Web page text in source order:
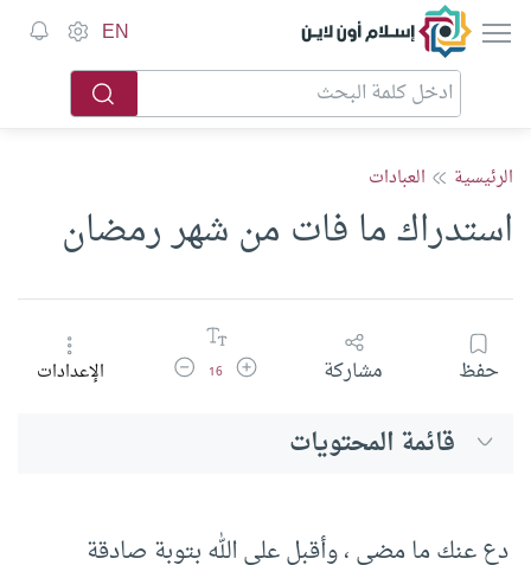
إسلام أون لاين EN
الرئيسية العبادات
استدراك ما فات من شهر رمضان
حفظ مشاركة زيادة حجم الخط
16 تقليل حجم الخطالإعدادات
قائمة المحتويات
دع عنك ما مضى ، وأقبل على الله بتوبة صادقة